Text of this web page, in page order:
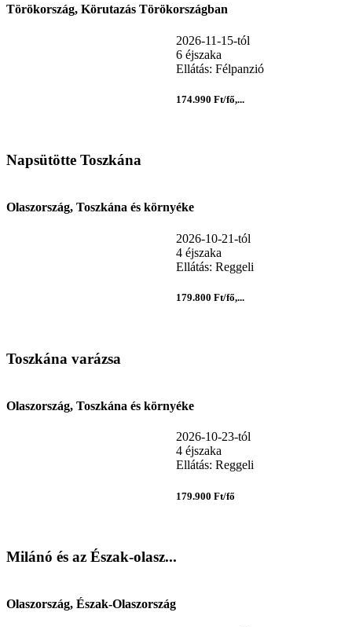
Törökország, Körutazás Törökországban
2026-11-15-tól
6 éjszaka
Ellátás: Félpanzió
174.990 Ft/fő,...
Napsütötte Toszkána
Olaszország, Toszkána és környéke
2026-10-21-tól
4 éjszaka
Ellátás: Reggeli
179.800 Ft/fő,...
Toszkána varázsa
Olaszország, Toszkána és környéke
2026-10-23-tól
4 éjszaka
Ellátás: Reggeli
179.900 Ft/fő
Milánó és az Észak-olasz...
Olaszország, Észak-Olaszország